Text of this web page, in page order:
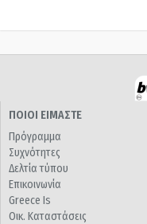
ΠΟΙΟΙ ΕΙΜΑΣΤΕ
Πρόγραμμα
Συχνότητες
Δελτία τύπου
Επικοινωνία
Greece Is
Οικ. Καταστάσεις